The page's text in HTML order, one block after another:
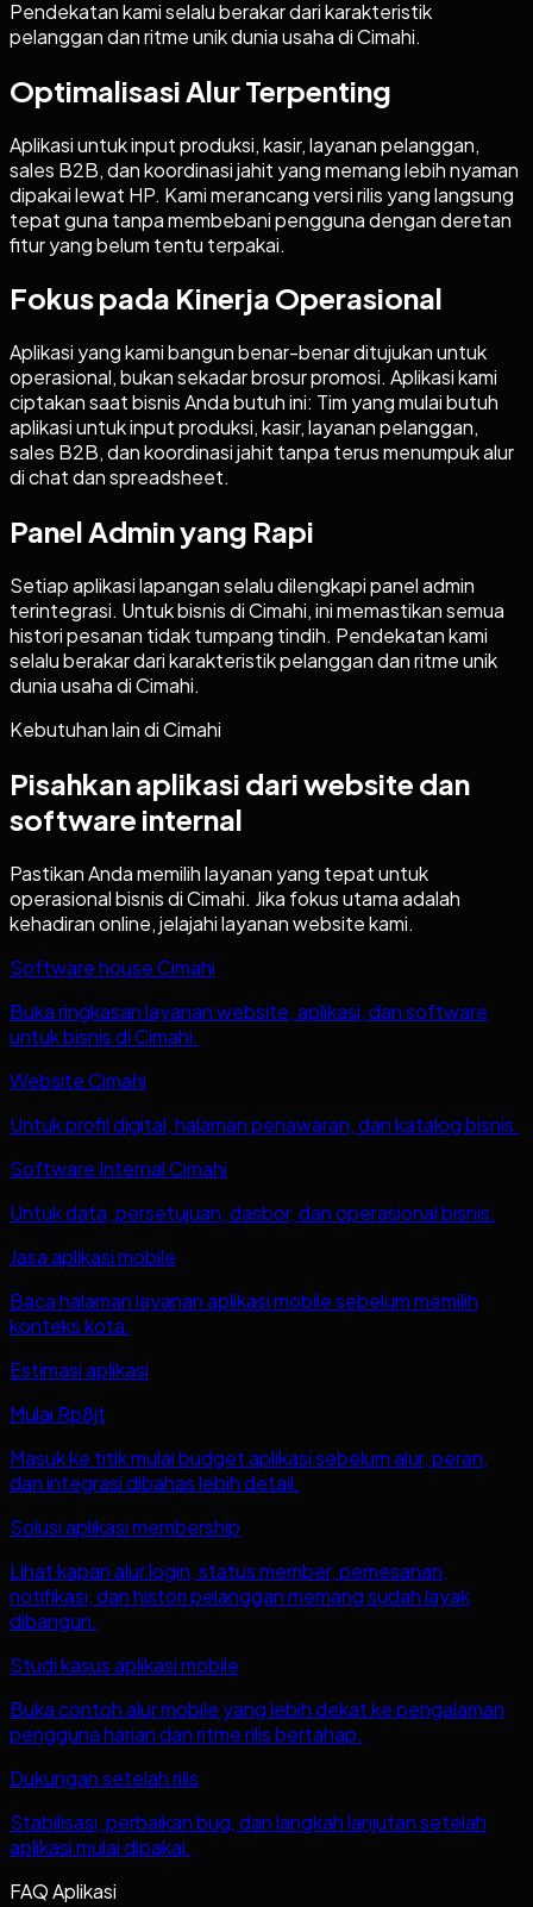
Pendekatan kami selalu berakar dari karakteristik
pelanggan dan ritme unik dunia usaha di Cimahi.
Optimalisasi Alur Terpenting
Aplikasi untuk input produksi, kasir, layanan pelanggan,
sales B2B, dan koordinasi jahit yang memang lebih nyaman
dipakai lewat HP. Kami merancang versi rilis yang langsung
tepat guna tanpa membebani pengguna dengan deretan
fitur yang belum tentu terpakai.
Fokus pada Kinerja Operasional
Aplikasi yang kami bangun benar-benar ditujukan untuk
operasional, bukan sekadar brosur promosi. Aplikasi kami
ciptakan saat bisnis Anda butuh ini: Tim yang mulai butuh
aplikasi untuk input produksi, kasir, layanan pelanggan,
sales B2B, dan koordinasi jahit tanpa terus menumpuk alur
di chat dan spreadsheet.
Panel Admin yang Rapi
Setiap aplikasi lapangan selalu dilengkapi panel admin
terintegrasi. Untuk bisnis di Cimahi, ini memastikan semua
histori pesanan tidak tumpang tindih. Pendekatan kami
selalu berakar dari karakteristik pelanggan dan ritme unik
dunia usaha di Cimahi.
Kebutuhan lain diCimahi
Pisahkan aplikasi dari website dan
software internal
Pastikan Anda memilih layanan yang tepat untuk
operasional bisnis diCimahi. Jika fokus utama adalah
kehadiran online, jelajahi layanan website kami.
Software house Cimahi
Buka ringkasan layanan website, aplikasi, dan software
untuk bisnis di Cimahi.
Website Cimahi
Untuk profil digital, halaman penawaran, dan katalog bisnis.
Software Internal Cimahi
Untuk data, persetujuan, dasbor, dan operasional bisnis.
Jasa aplikasi mobile
Baca halaman layanan aplikasi mobile sebelum memilih
konteks kota.
Estimasi aplikasi
Mulai Rp8jt
Masuk ke titik mulai budget aplikasi sebelum alur, peran,
dan integrasi dibahas lebih detail.
Solusi aplikasi membership
Lihat kapan alur login, status member, pemesanan,
notifikasi, dan histori pelanggan memang sudah layak
dibangun.
Studi kasus aplikasi mobile
Buka contoh alur mobile yang lebih dekat ke pengalaman
pengguna harian dan ritme rilis bertahap.
Dukungan setelah rilis
Stabilisasi, perbaikan bug, dan langkah lanjutan setelah
aplikasi mulai dipakai.
FAQ Aplikasi